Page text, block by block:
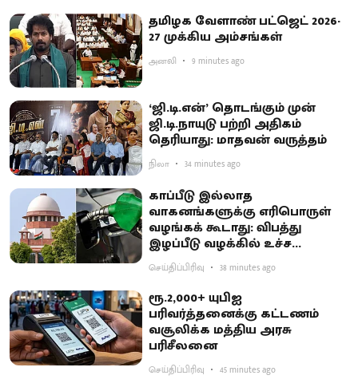
தமிழக வேளாண் பட்ஜெட் 2026-
27 முக்கிய அம்சங்கள்
அனலி 9 minutes ago
‘ஜி.டி.என்’ தொடங்கும் முன்
ஜி.டி.நாயுடு பற்றி அதிகம்
தெரியாது: மாதவன் வருத்தம்
நிலா 34 minutes ago
காப்பீடு இல்லாத
வாகனங்களுக்கு எரிபொருள்
வழங்கக் கூடாது: விபத்து
இழப்பீடு வழக்கில் உச்ச
நீதிமன்றம் உத்தரவு
செய்திப்பிரிவு 38 minutes ago
ரூ.2,000+ யுபிஐ
பரிவர்த்தனைக்கு கட்டணம்
வசூலிக்க மத்திய அரசு
பரிசீலனை
செய்திப்பிரிவு 45 minutes ago